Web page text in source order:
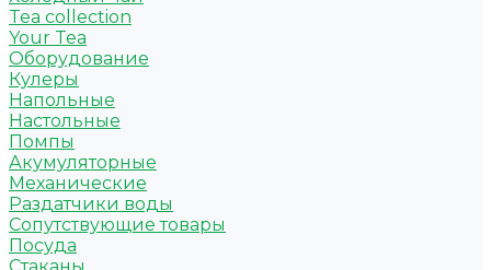
Tea collection
Your Tea
Оборудование
Кулеры
Напольные
Настольные
Помпы
Акумуляторные
Механические
Раздатчики воды
Сопутствующие товары
Посуда